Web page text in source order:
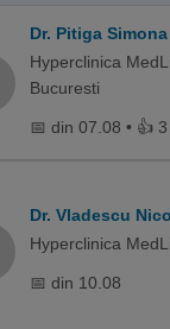
Dr. Pitiga
Hyperclinica
Bucuresti
📅 din 07.08 • 👍 3
Dr. Vladescu
Hyperclinica
📅 din 10.08